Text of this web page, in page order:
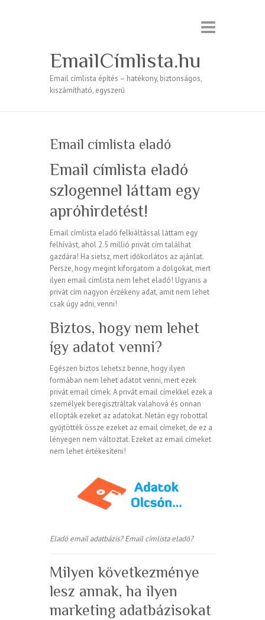
EmailCímlista.hu
Email címlista építés – hatékony, biztonságos,
kiszámítható, egyszerű
Email címlista eladó
Email címlista eladó
szlogennel láttam egy
apróhirdetést!
Email címlista eladó felkiáltással láttam egy
felhívást, ahol 2.5 millió privát cím találhat
gazdára! Ha sietsz, mert időkorlátos az ajánlat.
Persze, hogy megint kiforgatom a dolgokat, mert
ilyen email címlista nem lehet eladó! Ugyanis a
privát cím nagyon érzékeny adat, amit nem lehet
csak úgy adni, venni!
Biztos, hogy nem lehet
így adatot venni?
Egészen biztos lehetsz benne, hogy ilyen
formában nem lehet adatot venni, mert ezek
privát email címek. A privát email címekkel ezek a
személyek beregisztráltak valahová és onnan
ellopták ezeket az adatokat. Netán egy robottal
gyűjtötték össze ezeket az email címeket, de ez a
lényegen nem változtat. Ezeket az email címeket
nem lehet értékesíteni!
Eladó email adatbázis? Email címlista eladó?
Milyen következménye
lesz annak, ha ilyen
marketing adatbázisokat